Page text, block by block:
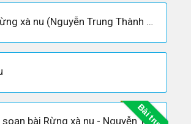
Soạn bài: Rừng xà nu (Nguyễn Trung Thành - Siêu ngắn)
Hướng dẫn soạn bài Rừng xà nu - Nguyễn Trung Thành